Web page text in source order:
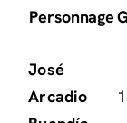
Personnage
José
Arcadio